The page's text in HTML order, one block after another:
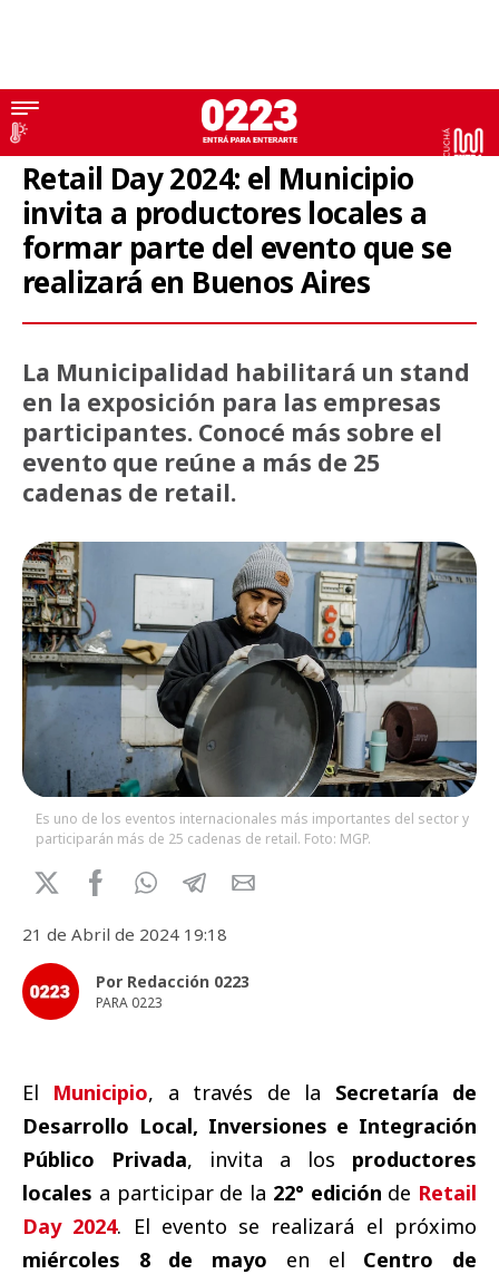
Municipio
Retail Day 2024: el Municipio
invita a productores locales a
formar parte del evento que se
realizará en Buenos Aires
La Municipalidad habilitará un stand
en la exposición para las empresas
participantes. Conocé más sobre el
evento que reúne a más de 25
cadenas de retail.
Es uno de los eventos internacionales más importantes del sector y
participarán más de 25 cadenas de retail. Foto: MGP.
21 de Abril de 2024 19:18
Por Redacción 0223
PARA 0223
El Municipio, a través de la Secretaría de
Desarrollo Local, Inversiones e Integración
Público Privada, invita a los productores
locales a participar de la 22° edición de Retail
Day 2024. El evento se realizará el próximo
miércoles 8 de mayo en el Centro de